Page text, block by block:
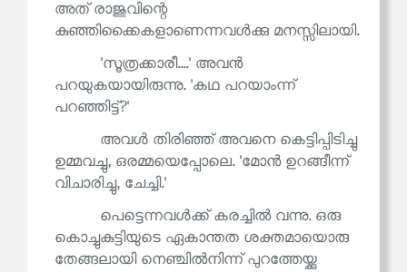
അത് രാജുവിന്റെ
കുഞ്ഞിക്കൈകളാണെന്നവൾക്കു മനസ്സിലായി.
'സൂത്രക്കാരീ....' അവൻ
പറയുകയായിരുന്നു. 'കഥ പറയാംന്ന്
പറഞ്ഞിട്ട്?'
അവൾ തിരിഞ്ഞ് അവനെ കെട്ടിപ്പിടിച്ചു
ഉമ്മവച്ചു, ഒരമ്മയെപ്പോലെ. 'മോൻ ഉറങ്ങീന്ന്
വിചാരിച്ചു, ചേച്ചി.'
പെട്ടെന്നവൾക്ക് കരച്ചിൽ വന്നു. ഒരു
കൊച്ചുകുട്ടിയുടെ ഏകാന്തത ശക്തമായൊരു
തേങ്ങലായി നെഞ്ചിൽനിന്ന് പുറത്തേയ്ക്കു